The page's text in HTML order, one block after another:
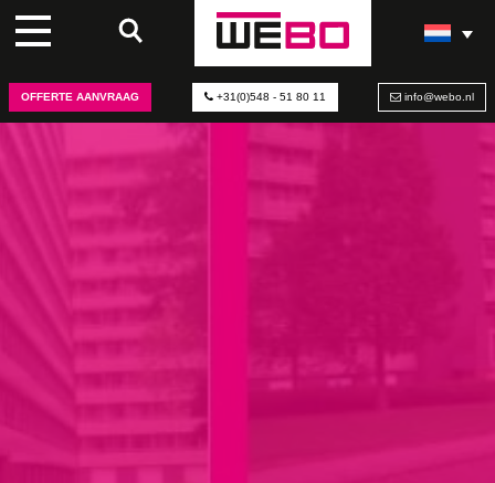
OFFERTE AANVRAAG +31(0)548 - 51 80 11 info@webo.nl
PROJECT: VAN DEUR
TOT KOZIJN